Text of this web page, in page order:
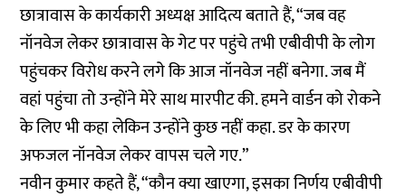
छात्रावास के कार्यकारी अध्यक्ष आदित्य बताते हैं, “जब वह
नॉनवेज लेकर छात्रावास के गेट पर पहुंचे तभी एबीवीपी के लोग
पहुंचकर विरोध करने लगे कि आज नॉनवेज नहीं बनेगा. जब मैं
वहां पहुंचा तो उन्होंने मेरे साथ मारपीट की. हमने वार्डन को रोकने
के लिए भी कहा लेकिन उन्होंने कुछ नहीं कहा. डर के कारण
अफजल नॉनवेज लेकर वापस चले गए.”
नवीन कुमार कहते हैं, “कौन क्या खाएगा, इसका निर्णय एबीवीपी